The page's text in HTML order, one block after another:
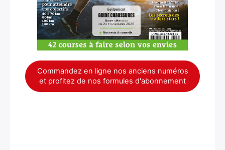
Commandez en ligne nos anciens numéros
et profitez de nos formules d'abonnement
Rechercher